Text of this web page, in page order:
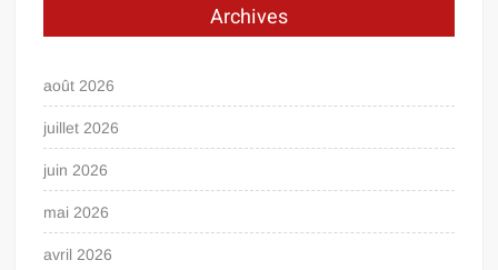
Archives
août 2026
juillet 2026
juin 2026
mai 2026
avril 2026